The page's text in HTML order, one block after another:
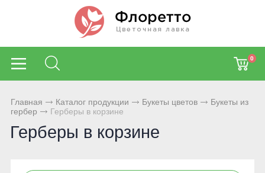
0
Главная Каталог продукции Букеты цветов
Букеты из
гербер
Герберы в корзине
Герберы в корзине